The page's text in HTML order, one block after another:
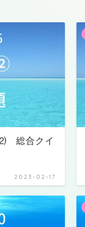
総合クイ
2023-02-17